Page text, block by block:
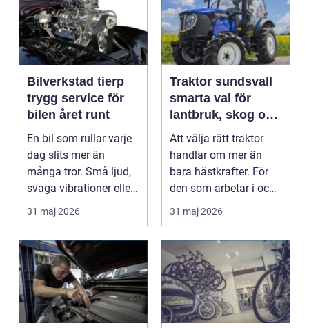
Bilverkstad tierp
trygg service för
bilen året runt
En bil som rullar varje
dag slits mer än
många tror. Små ljud,
svaga vibrationer eller
en varningsla...
31 maj 2026
Traktor sundsvall
smarta val för
lantbruk, skog och
gårdsarbete
Att välja rätt traktor
handlar om mer än
bara hästkrafter. För
den som arbetar i och
runt Sundsvall ...
31 maj 2026